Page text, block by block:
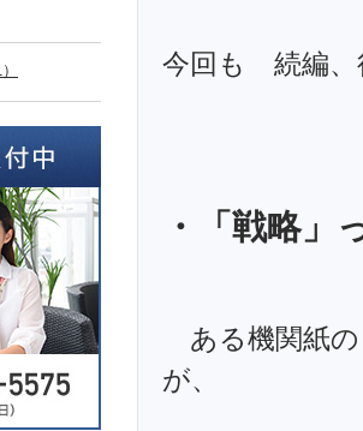
今回も 続編、
・「戦略」
ある機関紙の
が、